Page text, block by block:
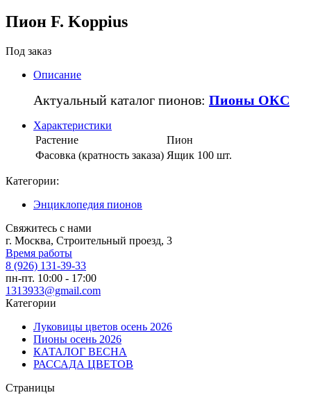
Пион F. Koppius
Под заказ
Описание
Актуальный каталог пионов: Пионы ОКС
Характеристики
Растение
Пион
Фасовка (кратность заказа) Ящик 100 шт.
Категории:
Энциклопедия пионов
Свяжитесь с нами
г. Москва, Строительный проезд, 3
Время работы
8 (926) 131-39-33
пн-пт. 10:00 - 17:00
1313933@gmail.com
Категории
Луковицы цветов осень 2026
Пионы осень 2026
КАТАЛОГ ВЕСНА
РАССАДА ЦВЕТОВ
Страницы